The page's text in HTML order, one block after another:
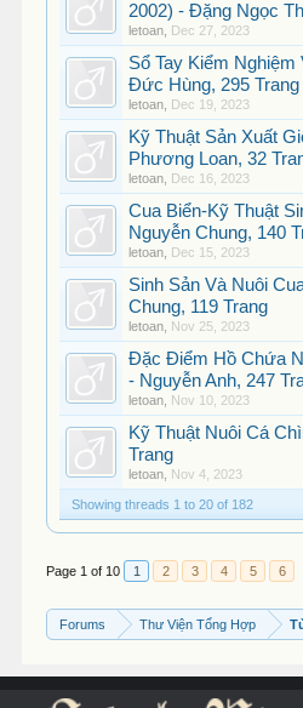
2002) - Đặng Ngọc
letoan Dec 27, 2023
Sổ Tay Kiểm
Đức Hùng, 295 Trang
letoan Dec 19, 2023
Kỹ Thuật Sản Xuất
Phương Loan, 32
letoan Dec 16, 2023
Cua Biển-Kỹ Thuật
Nguyễn Chung, 140
letoan Dec 15, 2023
Sinh Sản Và Nuôi
Chung, 119 Trang
letoan Nov 25, 2023
Đặc Điểm Hồ Chứa
- Nguyễn Anh, 247
letoan Nov 10, 2023
Kỹ Thuật Nuôi Cá
Trang
letoan Nov 4, 2023
Showing threads 1 to 20 of 182
Page 1 of 10 1 2 3 4 5 6
Forums Thư Viện Tổng Hợp